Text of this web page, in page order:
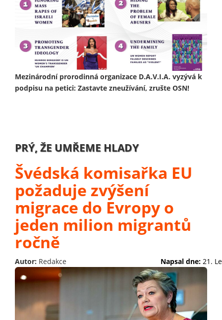
Mezinárodní prorodinná organizace D.A.V.I.A. vyzývá k
podpisu na petici: Zastavte zneužívání, zrušte OSN!
PRÝ, ŽE UMŘEME HLADY
Švédská komisařka EU
požaduje zvýšení
migrace do Evropy o
jeden milion migrantů
ročně
Autor: Redakce Napsal dne: 21.